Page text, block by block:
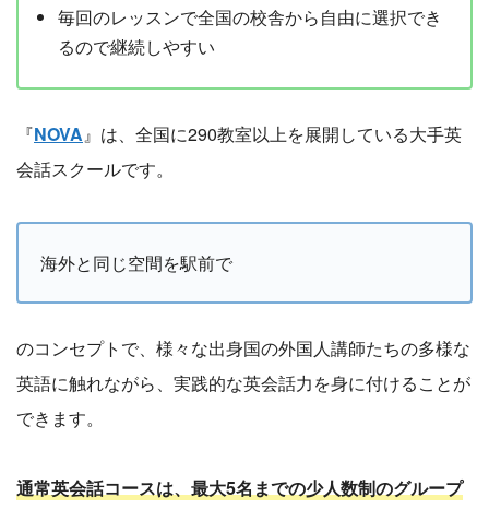
毎回のレッスンで全国の校舎から自由に選択でき
るので継続しやすい
『NOVA』は、全国に290教室以上を展開している大手英
会話スクールです。
海外と同じ空間を駅前で
のコンセプトで、様々な出身国の外国人講師たちの多様な
英語に触れながら、実践的な英会話力を身に付けることが
できます。
通常英会話コースは、最大5名までの少人数制のグループ